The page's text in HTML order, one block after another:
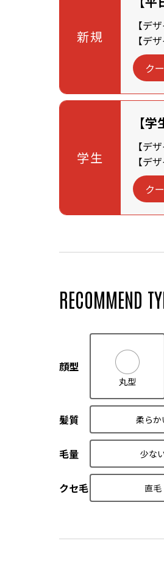
新規
【デ
【デ
ク
学生
【
【デ
【デ
ク
RECOMMEND
顔型
丸型
髪質 柔らか
毛量 少な
クセ毛 直毛